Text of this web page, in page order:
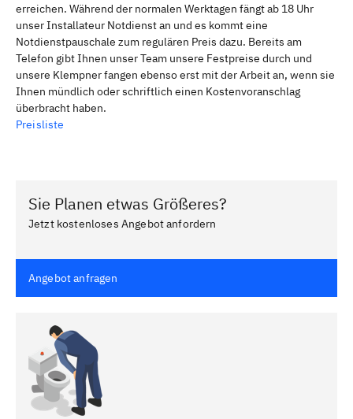
erreichen. Während der normalen Werktagen fängt ab 18 Uhr
unser Installateur Notdienst an und es kommt eine
Notdienstpauschale zum regulären Preis dazu. Bereits am
Telefon gibt Ihnen unser Team unsere Festpreise durch und
unsere Klempner fangen ebenso erst mit der Arbeit an, wenn sie
Ihnen mündlich oder schriftlich einen Kostenvoranschlag
überbracht haben.
Preisliste
Sie Planen etwas Größeres?
Jetzt kostenloses Angebot anfordern
Angebot anfragen